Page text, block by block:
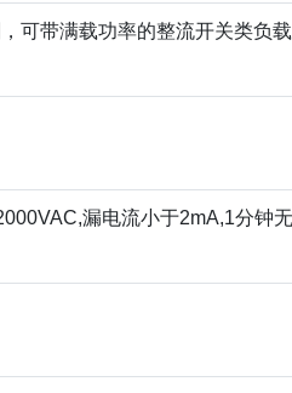
可带满载功率的整流开关类负载
漏电流小于2mA,1分钟